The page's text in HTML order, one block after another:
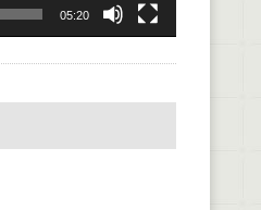
05:20